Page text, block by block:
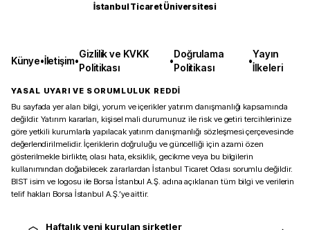
İstanbul Ticaret Üniversitesi
Künye•İletişim•
Gizlilik ve KVKK
Politikası
•
Doğrulama
Politikası
•
Yayın
İlkeleri
YASAL UYARI VE SORUMLULUK REDDİ
Bu sayfada yer alan bilgi, yorum ve içerikler yatırım danışmanlığı kapsamında
değildir. Yatırım kararları, kişisel mali durumunuz ile risk ve getiri tercihlerinize
göre yetkili kurumlarla yapılacak yatırım danışmanlığı sözleşmesi çerçevesinde
değerlendirilmelidir. İçeriklerin doğruluğu ve güncelliği için azami özen
gösterilmekle birlikte, olası hata, eksiklik, gecikme veya bu bilgilerin
kullanımından doğabilecek zararlardan İstanbul Ticaret Odası sorumlu değildir.
BIST isim ve logosu ile Borsa İstanbul A.Ş. adına açıklanan tüm bilgi ve verilerin
telif hakları Borsa İstanbul A.Ş.’ye aittir.
Haftalık yeni kurulan şirketler